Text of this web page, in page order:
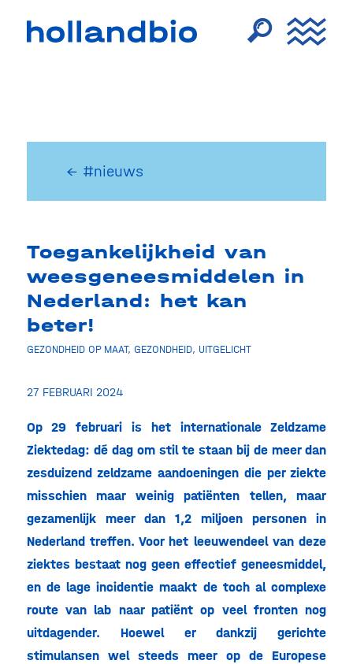
← #nieuws
Toegankelijkheid van
weesgeneesmiddelen in
Nederland: het kan
beter!
GEZONDHEID OP MAAT, GEZONDHEID, UITGELICHT
27 FEBRUARI 2024
Op 29 februari is het internationale Zeldzame
Ziektedag: dé dag om stil te staan bij de meer dan
zesduizend zeldzame aandoeningen die per ziekte
misschien maar weinig patiënten tellen, maar
gezamenlijk meer dan 1,2 miljoen personen in
Nederland treffen. Voor het leeuwendeel van deze
ziektes bestaat nog geen effectief geneesmiddel,
en de lage incidentie maakt de toch al complexe
route van lab naar patiënt op veel fronten nog
uitdagender. Hoewel er dankzij gerichte
stimulansen wel steeds meer op de Europese